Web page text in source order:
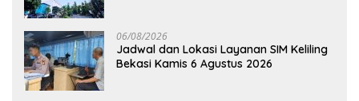
06/08/2026
Jadwal dan Lokasi Layanan SIM Keliling
Bekasi Kamis 6 Agustus 2026